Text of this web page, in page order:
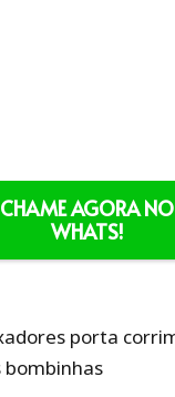
CHAME AGORA NO
WHATS!